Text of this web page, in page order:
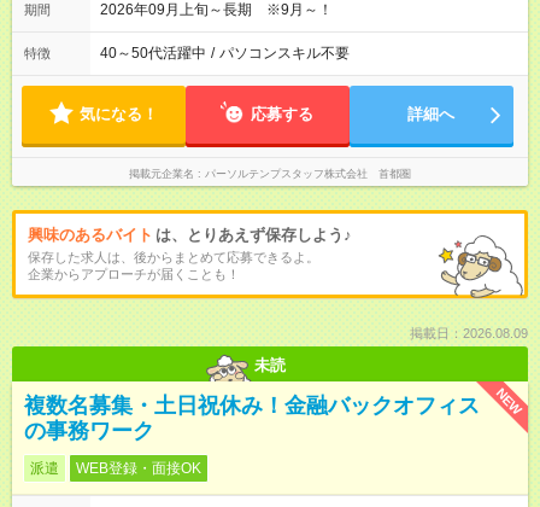
期間 2026年09月上旬～長期 ※9月～！
特徴 40～50代活躍中 / パソコンスキル不要
気になる！ 応募する 詳細へ
掲載元企業名 パーソルテンプスタッフ株式会社 首都圏
興味のあるバイト は、とりあえず保存しよう♪
保存した求人は、後からまとめて応募できるよ。
企業からアプローチが届くことも！
掲載日：2026.08.09
未読
NEW
複数名募集・土日祝休み！金融バックオフィス
の事務ワーク
派遣 WEB登録・面接OK